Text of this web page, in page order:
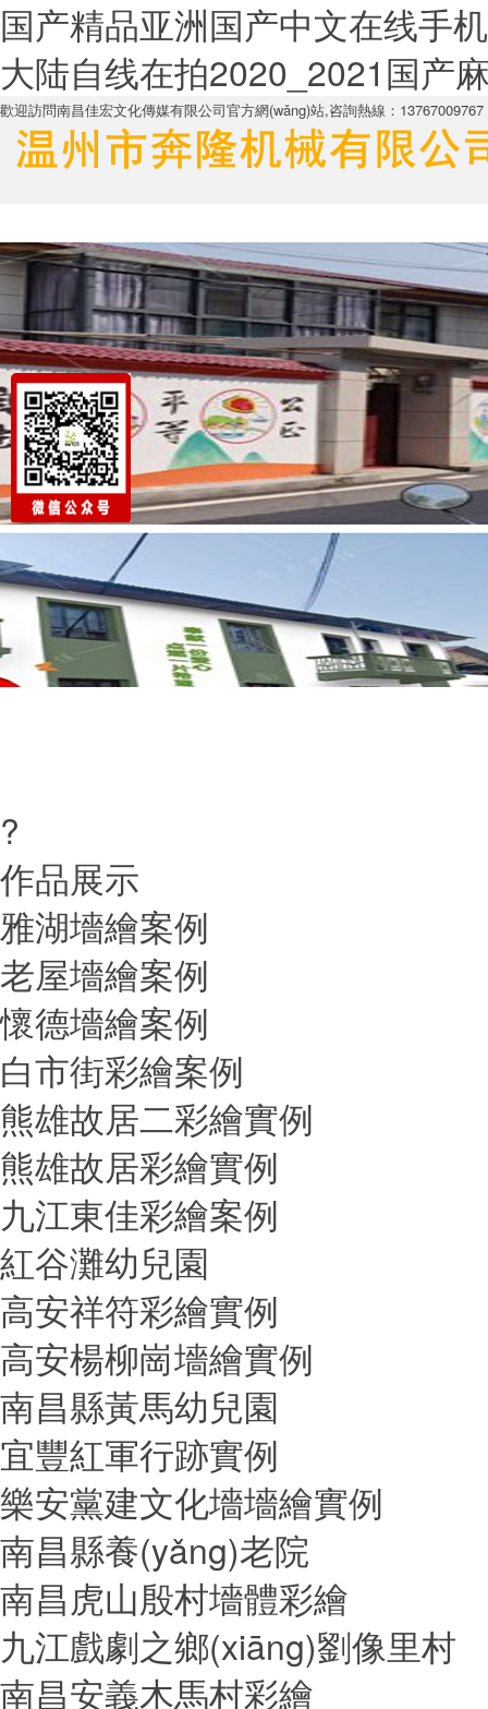
国产精品亚洲国产中文在线手
大陆自线在拍2020_2021国产
歡迎訪問南昌佳宏文化傳媒有限公司官方網(wǎng)站,咨詢熱線：13767009767
?
作品展示
雅湖墻繪案例
老屋墻繪案例
懷德墻繪案例
白市街彩繪案例
熊雄故居二彩繪實例
熊雄故居彩繪實例
九江東佳彩繪案例
紅谷灘幼兒園
高安祥符彩繪實例
高安楊柳崗墻繪實例
南昌縣黃馬幼兒園
宜豐紅軍行跡實例
樂安黨建文化墻墻繪實例
南昌縣養(yǎng)老院
南昌虎山殷村墻體彩繪
九江戲劇之鄉(xiāng)劉像里村
南昌安義木馬村彩繪